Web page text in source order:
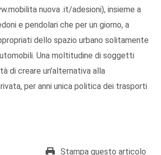
nuova .it/adesioni), insieme a
e pendolari che per un giorno, a
dello spazio urbano solitamente
Una moltitudine di soggetti
di creare un’alternativa alla
per anni unica politica dei trasporti
Stampa questo articolo